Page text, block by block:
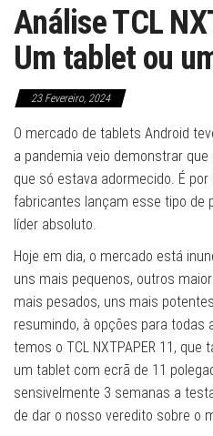
Análise TCL
Um tablet ou
23 Fevereiro, 2024
O mercado de tablets Android
a pandemia veio demonstrar
que só estava adormecido. É
fabricantes lançam esse tipo de
líder absoluto.
Hoje em dia, o mercado está
uns mais pequenos, outros
mais pesados, uns mais
resumindo, à opções para todas
temos o TCL NXTPAPER 11,
um tablet com ecrã de 11
sensivelmente 3 semanas a
de dar o nosso veredito sobre o